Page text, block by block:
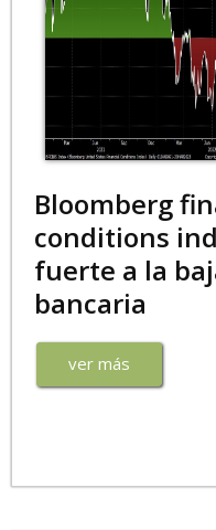
Bloomberg
conditions
fuerte a la
bancaria
ver más